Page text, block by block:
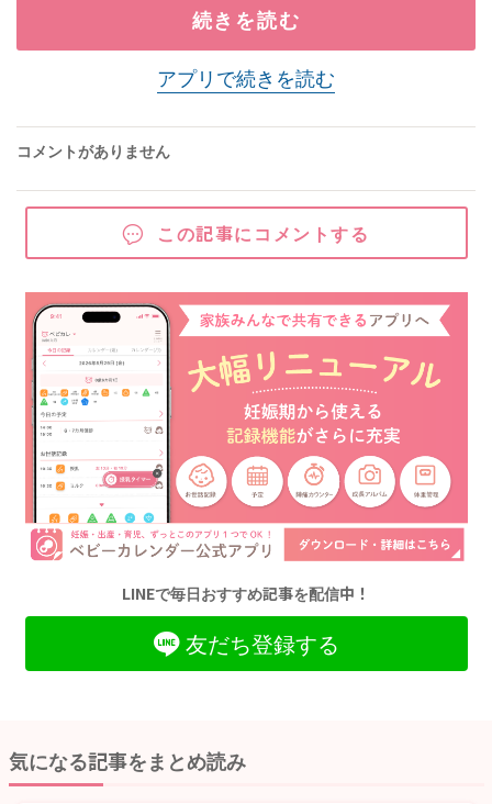
続きを読む
アプリで続きを読む
コメントがありません
この記事にコメントする
LINEで毎日おすすめ記事を配信中！
友だち登録する
気になる記事をまとめ読み